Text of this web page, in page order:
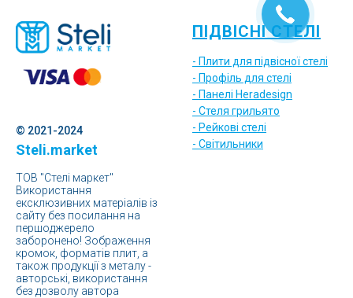
© 2021-2024
Steli.market
ТОВ "Стелі маркет"
Використання
ексклюзивних матеріалів із
сайту без посилання на
першоджерело
заборонено! Зображення
кромок, форматів плит, а
також продукції з металу -
авторські, використання
без дозволу автора
ПІДВІСНІ СТЕЛІ
- Плити для підвісної стелі
- Профіль для стелі
- Панелі Heradesign
- Стеля грильято
- Рейкові стелі
- Світильники